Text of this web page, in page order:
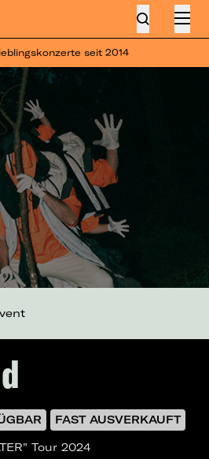
seit 2014
FAST AUSVERKAUFT
Tour 2024